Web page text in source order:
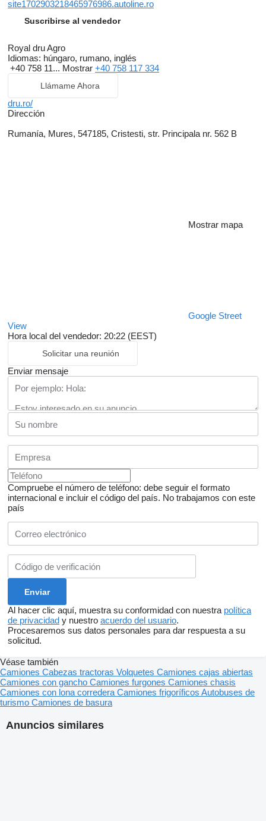
site1702903218465976986.autoline.ro
Suscribirse al vendedor
Royal dru Agro
Idiomas: húngaro, rumano, inglés
+40 758 11... Mostrar +40 758 117 334
Llámame Ahora
dru.ro/
Dirección
Rumanía, Mures, 547185, Cristesti, str. Principala nr. 562 B
Mostrar mapa
Google Street
View
Hora local del vendedor: 20:22 (EEST)
Solicitar una reunión
Enviar mensaje
Compruebe el número de teléfono: debe seguir el formato
internacional e incluir el código del país. No trabajamos con este
país
Al hacer clic aquí, muestra su conformidad con nuestra política
de privacidad y nuestro acuerdo del usuario.
Procesaremos sus datos personales para dar respuesta a su
solicitud.
Anuncios similares
Véase también
Camiones Cabezas tractoras Volquetes Camiones cajas abiertas
Camiones con gancho Camiones furgones Camiones chasis
Camiones con lona corredera Camiones frigoríficos Autobuses de
turismo Camiones de basura